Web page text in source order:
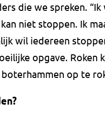
die we spreken.
niet stoppen. Ik
wil iedereen
opgave.
op te